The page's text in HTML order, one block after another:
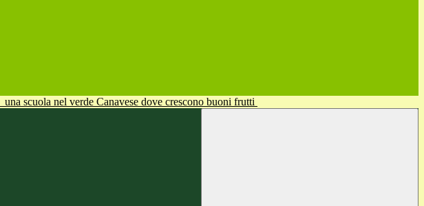
una scuola nel verde Canavese dove crescono buoni frutti